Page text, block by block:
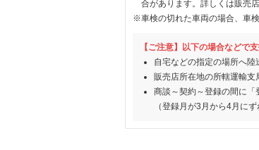
合があります。詳しくは販売
※車検の切れた車両の場合、車
【ご注意】以下の場合などで
自宅などの指定の場所へ陸
販売店所在地の所轄運輸支
商談～契約～登録の間に「
（登録月が3月から4月に